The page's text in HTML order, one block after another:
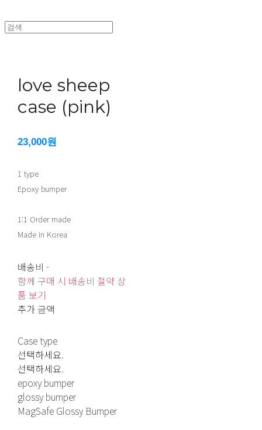
love sheep
case (pink)
23,000원
1 type
Epoxy bumper
1:1 Order made
Made in Korea
배송비 -
함께 구매 시 배송비 절약 상
품 보기
추가 금액
Case type
선택하세요.
선택하세요.
epoxy bumper
glossy bumper
MagSafe Glossy Bumper